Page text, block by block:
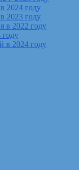
2024 году
2023 году
в 2022 году
году
в 2024 году